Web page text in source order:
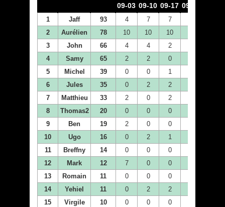
09-03 09-10 09-17 09-24
1 Jaff 93 4 7 7
2
Aurélien 78 10 10 10
3
John 66 4 4 2
4
Samy 65 2 2 0
5
Michel 39 0 0 1
6
Jules 35 0 2 2
7
Matthieu 33 2 0 2
8
Thomas2 20 0 0 0
9
Ben 19 2 0 0
10
Ugo 16 0 2 1
11
Breffny 14 0 0 0
12
Mark 12 7 0 0
13
Romain 11 0 0 0
14
Yehiel 11 0 2 2
15
Virgile 10 0 0 0